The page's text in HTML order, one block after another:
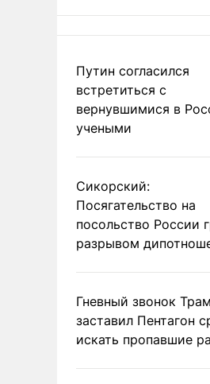
Путин согласился
встретиться с
вернувшимися в
учеными
Сикорский:
Посягательство на
посольство России
разрывом
Гневный звонок
заставил Пентагон
искать пропавшие